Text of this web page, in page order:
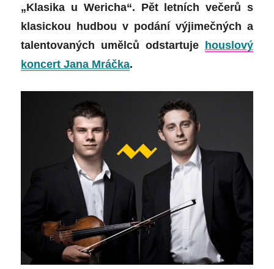
„Klasika u Wericha“. Pět letních večerů s
klasickou hudbou v podání výjimečných a
talentovaných umělců odstartuje houslový
koncert Jana Mráčka.